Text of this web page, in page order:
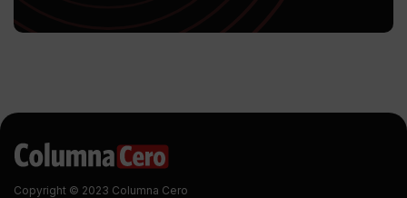
Copyright © 2023 Columna Cero